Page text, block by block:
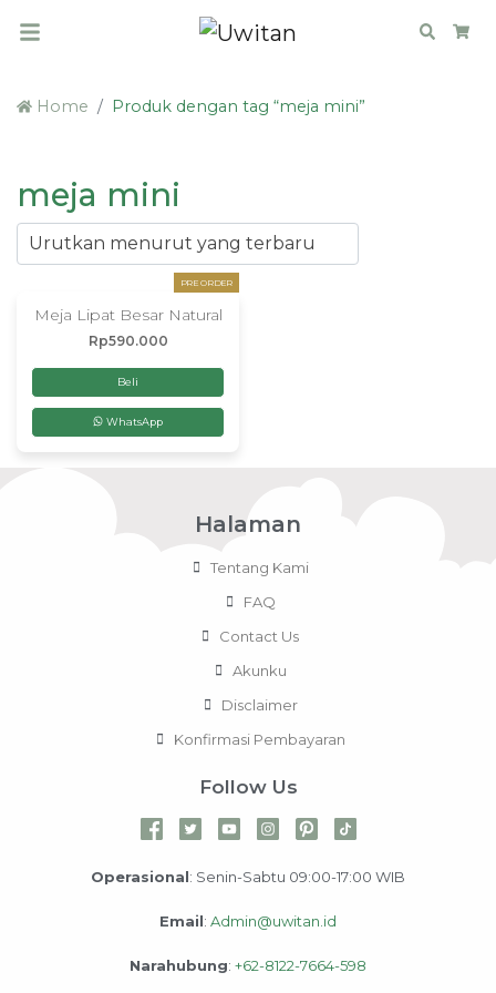
Search
Home Produk dengan tag “meja mini”
meja mini
PRE ORDER
Meja Lipat Besar Natural
Rp590.000
Beli
WhatsApp
Halaman
Tentang Kami
FAQ
Contact Us
Akunku
Disclaimer
Konfirmasi Pembayaran
Follow Us
Operasional: Senin-Sabtu 09:00-17:00 WIB
Email: Admin@uwitan.id
Narahubung: +62-8122-7664-598